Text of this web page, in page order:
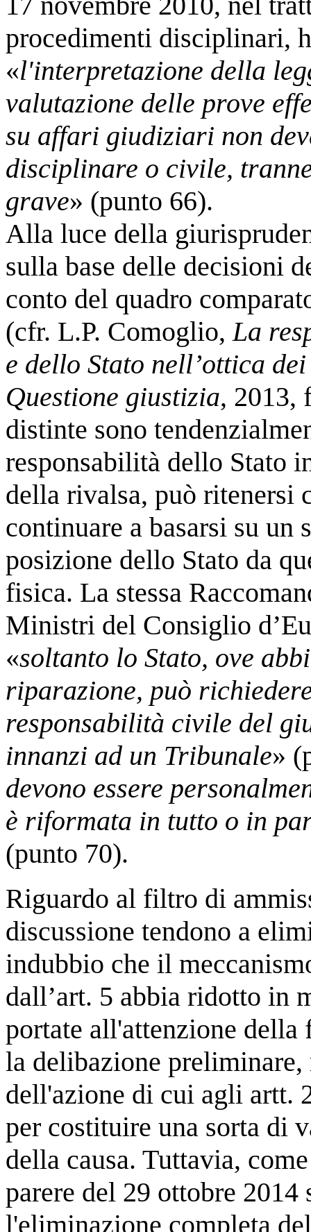
procedimenti disciplinari,
«l'interpretazione della
valutazione delle prove
su affari giudiziari non
disciplinare o civile,
grave» (punto 66).
Alla luce della
sulla base delle decisioni
conto del quadro
(cfr. L.P. Comoglio, La
e dello Stato nell’ottica
Questione giustizia, 2013,
distinte sono
responsabilità dello Stato
della rivalsa, può ritenersi
continuare a basarsi su
posizione dello Stato da
fisica. La stessa
Ministri del Consiglio
«soltanto lo Stato, ove
riparazione, può
responsabilità civile del
innanzi ad un Tribunale»
devono essere
è riformata in tutto o in
(punto 70).
Riguardo al filtro di
discussione tendono a
indubbio che il
dall’art. 5 abbia ridotto in
portate all'attenzione
la delibazione
dell'azione di cui agli artt.
per costituire una sorta di
della causa. Tuttavia,
parere del 29 ottobre
l'eliminazione completa